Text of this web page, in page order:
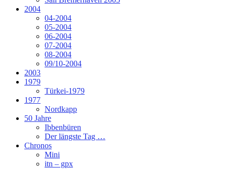
2004
04-2004
05-2004
06-2004
07-2004
08-2004
09/10-2004
2003
1979
Türkei-1979
1977
Nordkapp
50 Jahre
Ibbenbüren
Der längste Tag …
Chronos
Mini
itn – gpx